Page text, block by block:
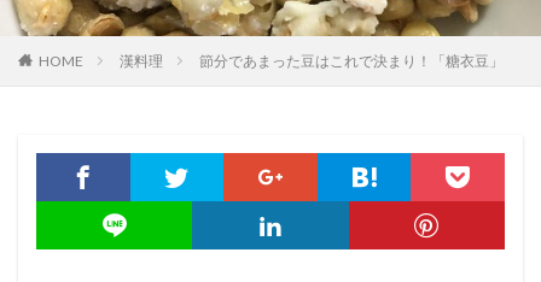
HOME 漢料理 節分であまった豆はこれで決まり！「糖衣豆」